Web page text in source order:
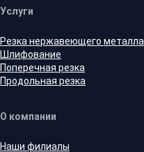
Услуги
Резка нержавеющего металла
Шлифование
Поперечная резка
Продольная резка
О компании
Наши филиалы